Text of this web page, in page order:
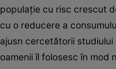
populaţie cu risc crescut
cu o reducere a
ajusn cercetătorii
oamenii îl folosesc în mod